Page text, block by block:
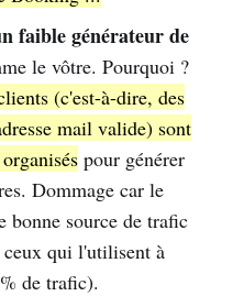
faible générateur de
le vôtre. Pourquoi ?
(c'est-à-dire, des
mail valide) sont
pour générer
Dommage car le
bonne source de trafic
qui l'utilisent à
de trafic).